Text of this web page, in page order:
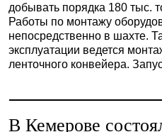
добывать порядка 180 тыс.
Работы по монтажу
непосредственно в шахте.
эксплуатации ведется
ленточного конвейера.
В Кемерове